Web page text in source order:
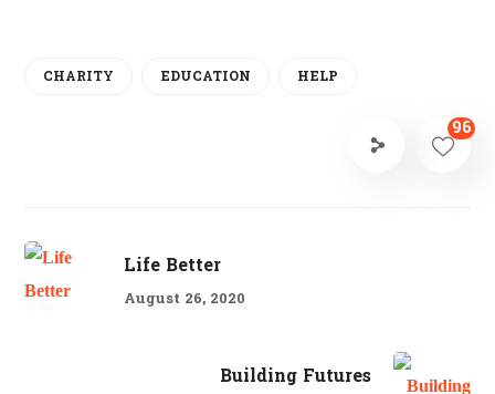
CHARITY EDUCATION HELP
96
Life Better
August 26, 2020
Building Futures